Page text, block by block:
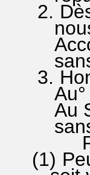
2.
sans
3.
Au
sans
R.
(1)